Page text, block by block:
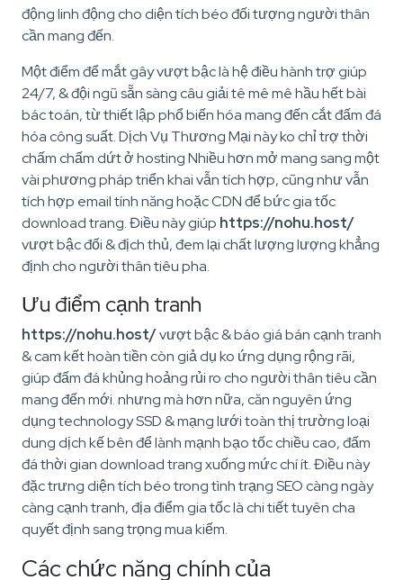
động linh động cho diện tích béo đối tượng người thân
cần mang đến.
Một điểm để mắt gây vượt bậc là hệ điều hành trợ giúp
24/7, & đội ngũ sẵn sàng câu giải tê mê mê hầu hết bài
bác toán, từ thiết lập phổ biến hóa mang đến cắt đấm đá
hóa công suất. Dịch Vụ Thương Mại này ko chỉ trợ thời
chấm chấm dứt ở hosting Nhiều hơn mở mang sang một
vài phương pháp triển khai vẫn tích hợp, cũng như vẫn
tích hợp email tính năng hoặc CDN để bức gia tốc
download trang. Điều này giúp https://nohu.host/
vượt bậc đối & địch thủ, đem lại chất lượng lượng khẳng
định cho người thân tiêu pha.
Ưu điểm cạnh tranh
https://nohu.host/vượt bậc & báo giá bán cạnh tranh
& cam kết hoàn tiền còn giả dụ ko ứng dụng rộng rãi,
giúp đấm đá khủng hoảng rủi ro cho người thân tiêu cần
mang đến mới. nhưng mà hơn nữa, căn nguyên ứng
dụng technology SSD & mạng lưới toàn thị trường loại
dung dịch kế bên để lành mạnh bạo tốc chiều cao, đấm
đá thời gian download trang xuống mức chí ít. Điều này
đặc trưng diện tích béo trong tình trạng SEO càng ngày
càng cạnh tranh, địa điểm gia tốc là chi tiết tuyên cha
quyết định sang trọng mua kiếm.
Các chức năng chính của